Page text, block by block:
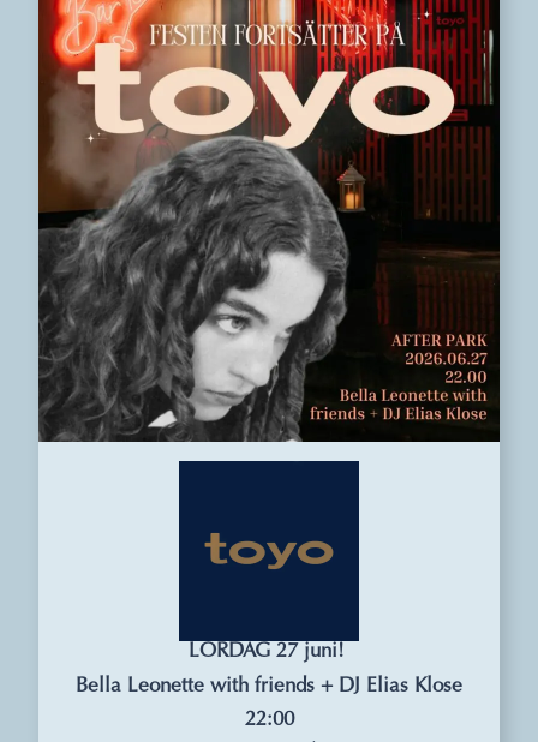
LÖRDAG 27 juni!
Bella Leonette with friends + DJ Elias Klose
22:00